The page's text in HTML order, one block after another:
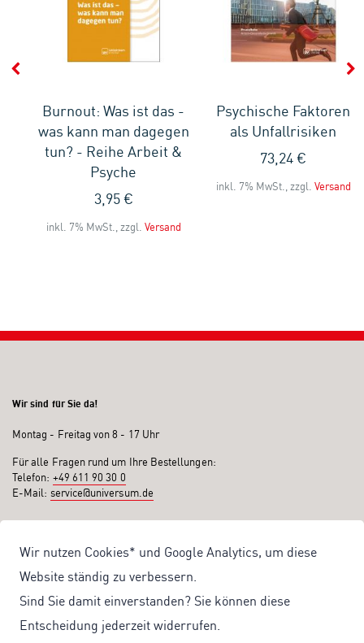
Wir nutzen Cookies* und Google Analytics, um diese
Website ständig zu verbessern.
Sind Sie damit einverstanden? Sie können diese
Entscheidung jederzeit widerrufen.
Burnout: Was ist das -
was kann man dagegen
tun? - Reihe Arbeit &
Psyche
3,95 €
inkl. 7% MwSt., zzgl. Versand
Psychische Faktoren
als Unfallrisiken
73,24 €
inkl. 7% MwSt., zzgl. Versand
Wir sind für Sie da!
Montag - Freitag von 8 - 17 Uhr
Für alle Fragen rund um Ihre Bestellungen:
Telefon: +49 611 90 30 0
E-Mail: service@universum.de
Kostenloser Versand ab 50€ Bestellwert
Sicher Einkaufen: Rechnung, PayPal
Produktentwicklung von eigener Fachredaktion
Sonderaktionen & Preisvorteile